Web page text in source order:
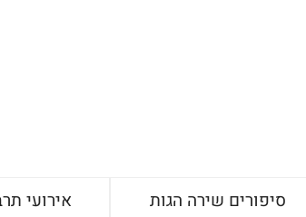
סיפורים שירה הגות אירועי